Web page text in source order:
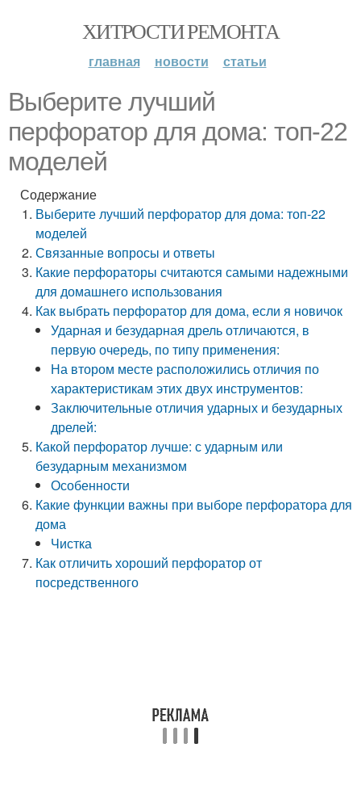
ХИТРОСТИ РЕМОНТА
главная новости статьи
Выберите лучший
перфоратор для дома: топ-22
моделей
Содержание
Выберите лучший перфоратор для дома: топ-22
моделей
Связанные вопросы и ответы
Какие перфораторы считаются самыми надежными
для домашнего использования
Как выбрать перфоратор для дома, если я новичок
Ударная и безударная дрель отличаются, в
первую очередь, по типу применения:
На втором месте расположились отличия по
характеристикам этих двух инструментов:
Заключительные отличия ударных и безударных
дрелей:
Какой перфоратор лучше: с ударным или
безударным механизмом
Особенности
Какие функции важны при выборе перфоратора для
дома
Чистка
Как отличить хороший перфоратор от
посредственного